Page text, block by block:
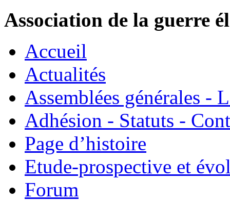
Association de la guerre
Accueil
Actualités
Assemblées générales -
Adhésion - Statuts -
Page d’histoire
Etude-prospective et
Forum